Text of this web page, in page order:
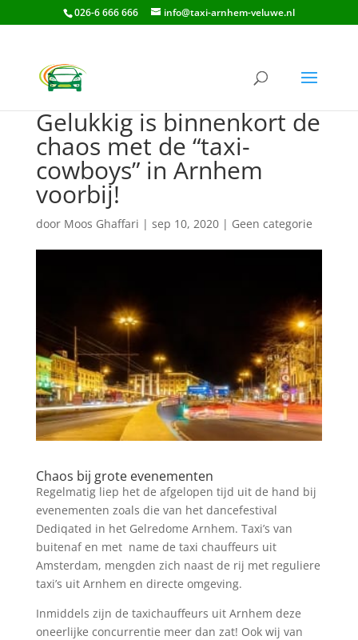
026-6 666 666 info@taxi-arnhem-veluwe.nl
Gelukkig is binnenkort de
chaos met de “taxi-
cowboys” in Arnhem
voorbij!
door Moos Ghaffari | sep 10, 2020| Geen categorie
Chaos bij grote evenementen
Regelmatig liep het de afgelopen tijd uit de hand bij
evenementen zoals die van het dancefestival
Dediqated in het Gelredome Arnhem. Taxi’s van
buitenaf en met name de taxi chauffeurs uit
Amsterdam, mengden zich naast de rij met reguliere
taxi’s uit Arnhem en directe omgeving.
Inmiddels zijn de taxichauffeurs uit Arnhem deze
oneerlijke concurrentie meer dan zat! Ook wij van